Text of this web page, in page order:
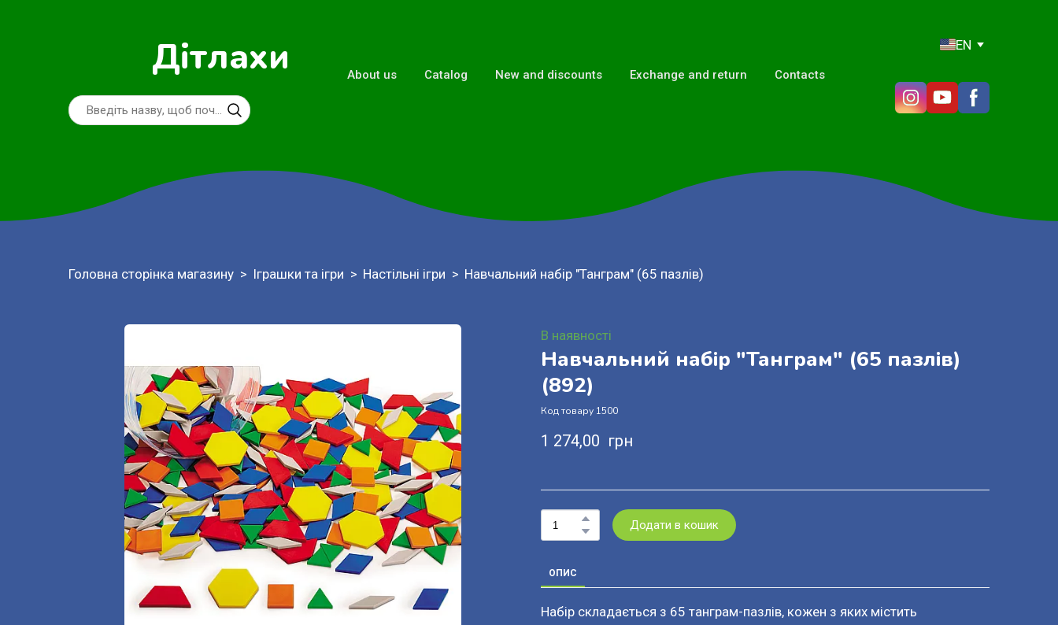
Дітлахи About us Catalog New and discounts Exchange and return Contacts
EN
Головна сторінка магазину Іграшки та ігри Настільні ігри Навчальний набір "Танграм" (65 пазлів)
В наявності
Навчальний набір "Танграм" (65 пазлів)
(892)
Код товару 1500
1 274,00  грн
Додати в кошик
ОПИС
Набір складається з 65 танграм-пазлів, кожен з яких містить